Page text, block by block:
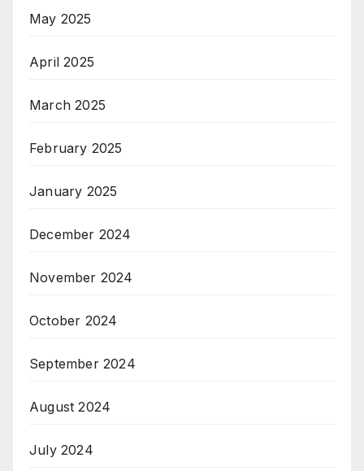
May 2025
April 2025
March 2025
February 2025
January 2025
December 2024
November 2024
October 2024
September 2024
August 2024
July 2024